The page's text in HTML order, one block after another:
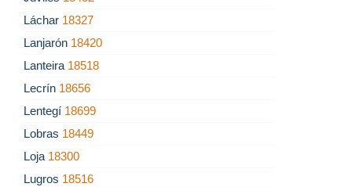
Láchar 18327
Lanjarón 18420
Lanteira 18518
Lecrín 18656
Lentegí 18699
Lobras 18449
Loja 18300
Lugros 18516